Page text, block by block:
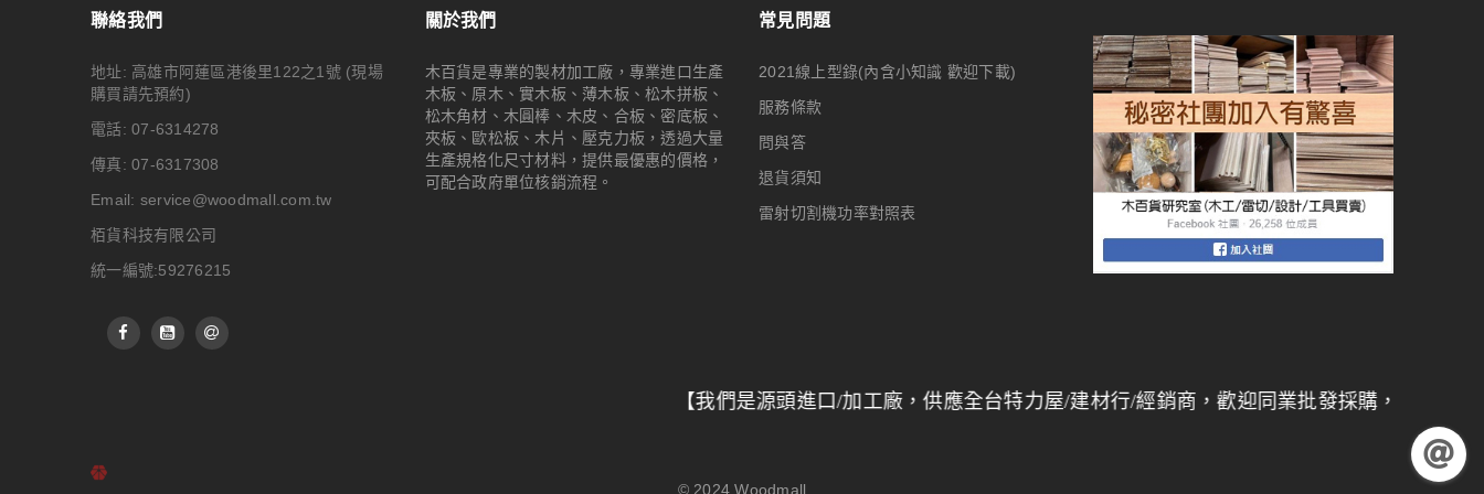
聯絡我們
地址: 高雄市阿蓮區港後里122之1號 (現場
購買請先預約)
電話: 07-6314278
傳真: 07-6317308
Email: service@woodmall.com.tw
栢貨科技有限公司
統一編號:59276215
關於我們
木百貨是專業的製材加工廠，專業進口生產
木板、原木、實木板、薄木板、松木拼板、
松木角材、木圓棒、木皮、合板、密底板、
夾板、歐松板、木片、壓克力板，透過大量
生產規格化尺寸材料，提供最優惠的價格，
可配合政府單位核銷流程。
常見問題
2021線上型錄(內含小知識 歡迎下載)
服務條款
問與答
退貨須知
雷射切割機功率對照表
【我們是源頭進口/加工廠，供應全台特力屋/建材行/經銷商，歡迎同業批發採購，量大另有折扣
© 2024Woodmall